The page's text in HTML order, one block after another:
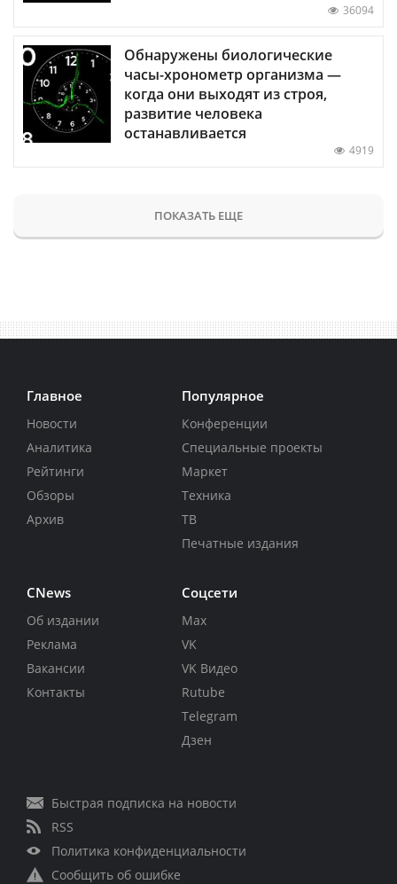
36094
Обнаружены биологические
часы-хронометр организма —
когда они выходят из строя,
развитие человека
останавливается
4919
ПОКАЗАТЬ ЕЩЕ
Главное
Новости
Аналитика
Рейтинги
Обзоры
Архив
Популярное
Конференции
Специальные проекты
Маркет
Техника
ТВ
Печатные издания
CNews
Об издании
Реклама
Вакансии
Контакты
Соцсети
Max
VK
VK Видео
Rutube
Telegram
Дзен
Быстрая подписка на новости
RSS
Политика конфиденциальности
Сообщить об ошибке